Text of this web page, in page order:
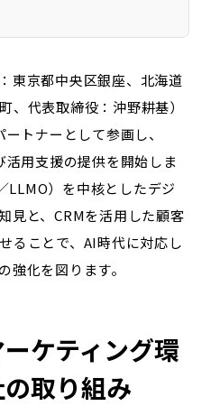
愛媛エリア
福岡エリア
長崎エリア
大分エリア
鹿児島エリア
選出企業特別対談
SDGsの先駆者
東京都中央区銀座、北海道
、代表取締役：沖野耕基）
トナーとして参画し、
用支援の提供を開始しま
LLMO）を中核としたデジ
見と、CRMを活用した顧客
ることで、AI時代に対応し
強化を図ります。
ケティング環
取り組み